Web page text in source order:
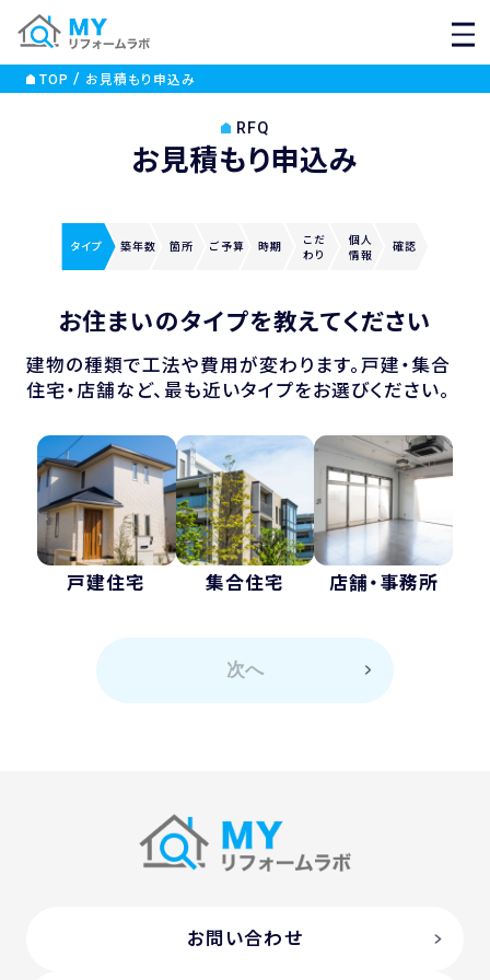
TOP お見積もり申込み
RFQ
お見積もり申込み
タイプ 築年数 箇所 ご 予算 時期
こだ
わり
個人
情報
確認
お住まいのタイプを教えてください
建物の種類で工法や費用が変わります。戸建・集合
住宅・店舗など、最も近いタイプをお選びください。
戸建住宅 集合住宅 店舗・事務所
次へ
お問い合わせ